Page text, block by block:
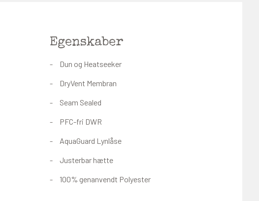
Egenskaber
Dun og Heatseeker
DryVent Membran
Seam Sealed
PFC-fri DWR
AquaGuard Lynlåse
Justerbar hætte
100% genanvendt Polyester